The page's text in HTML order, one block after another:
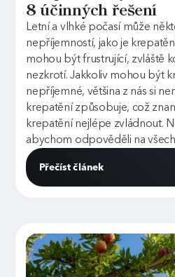
8 účinných řešení
Letní a vlhké počasí může
nepříjemností, jako je
mohou být frustrující, zvláště
nezkrotí. Jakkoliv mohou být
nepříjemné, většina z nás si
krepatění způsobuje, což
krepatění nejlépe zvládnout.
abychom odpověděli na
Přečíst článek